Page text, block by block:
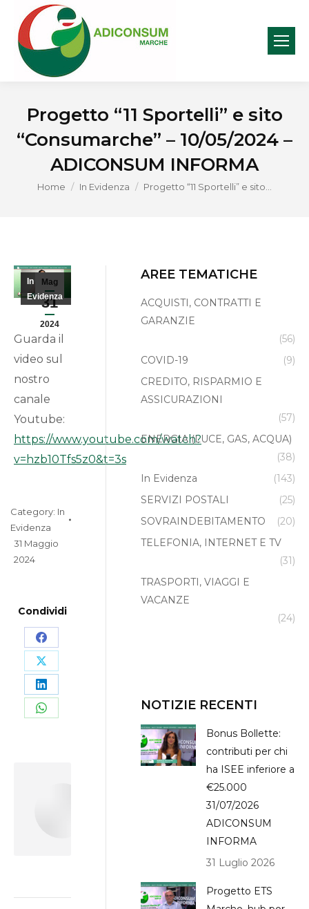
Progetto “11 Sportelli” e sito
“Consumarche” – 10/05/2024 –
ADICONSUM INFORMA
You are here:
Home In Evidenza Progetto “11 Sportelli” e sito…
Mag
31
2024
In
Evidenza
Guarda il
video sul
nostro
canale
Youtube:
https://www.youtube.com/watch?
v=hzb10Tfs5z0&t=3s
Category: In
Evidenza
31 Maggio
2024
Condividi
Share
on
Facebook
Share
on
X
Share
on
Share
Leonardo
AREE TEMATICHE
ACQUISTI, CONTRATTI E
GARANZIE
(56)
COVID-19
(9)
CREDITO, RISPARMIO E
ASSICURAZIONI
(57)
ENERGIA (LUCE, GAS, ACQUA)
(38)
In Evidenza
(143)
SERVIZI POSTALI
(25)
SOVRAINDEBITAMENTO
(20)
TELEFONIA, INTERNET E TV
(31)
TRASPORTI, VIAGGI E
VACANZE
(24)
NOTIZIE RECENTI
Bonus Bollette:
contributi per chi
ha ISEE inferiore a
€25.000
31/07/2026
ADICONSUM
INFORMA
31 Luglio 2026
Progetto ETS